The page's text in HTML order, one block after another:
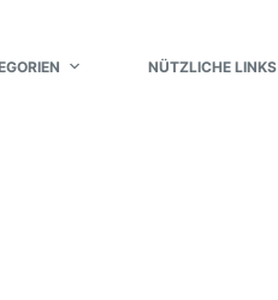
NÜTZLICHE LINKS